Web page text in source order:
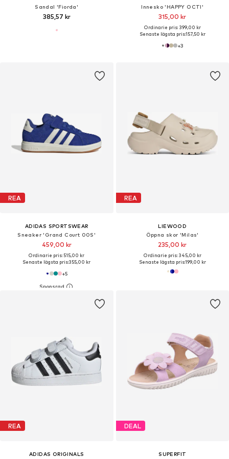
Sandal 'Fiorda'
385,57 kr
Innesko 'HAPPY OCTI'
315,00 kr
Ordinarie pris: 399,00 kr
Senaste lägsta pris:157,50 kr
+3
REA
ADIDAS SPORTSWEAR
Sneaker 'Grand Court 00S'
459,00 kr
Ordinarie pris: 515,00 kr
Senaste lägsta pris:355,00 kr
+5
REA
LIEWOOD
Öppna skor 'Milas'
235,00 kr
Ordinarie pris: 345,00 kr
Senaste lägsta pris:199,00 kr
REA
ADIDAS ORIGINALS
DEAL
SUPERFIT